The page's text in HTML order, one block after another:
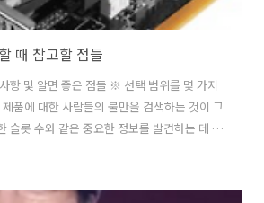
때 참고할 점들
항 및 알면 좋은 점들 ※ 선택 범위를 몇 가지
품에 대한 사람들의 불만을 검색하는 것이 그
슬롯 수와 같은 중요한 정보를 발견하는 데 매
개의 슬롯이 필요할 수 있지만, 두께가 두꺼
니다. ※ 전력 소비량을 알면 좋습니다. 항상